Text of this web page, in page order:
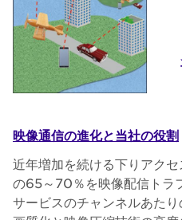
映像通信の進化と当社の役割
近年増加を続ける下りアク
の65～70％を映像配信トラ
サービスのチャンネルあた